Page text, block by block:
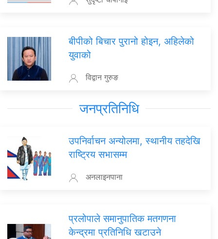
बीपीको बिचार पुरानो होइन, अहिलेको
युवाको
विद्वान गुरुङ
जनप्रतिनिधि
उपनिर्वाचन अन्योलमा, स्थानीय तहदेखि
राष्ट्रिय सभासम्म
अनलाइनपाना
प्रलोपाले समानुपातिक मतगणना
केन्द्रमा प्रतिनिधि खटाउने